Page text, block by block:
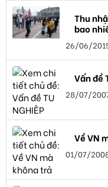
Thu
bao
26/06/
Vấn đề
28/07/
Về VN
01/07/